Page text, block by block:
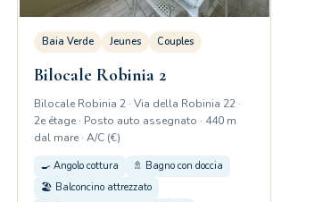
Baia Verde Jeunes Couples
Bilocale Robinia 2
Bilocale Robinia 2 · Via della Robinia 22 ·
2e étage · Posto auto assegnato · 440 m
dal mare · A/C (€)
🍳 Angolo cottura
🚿 Bagno con doccia
🏖️ Balconcino attrezzato